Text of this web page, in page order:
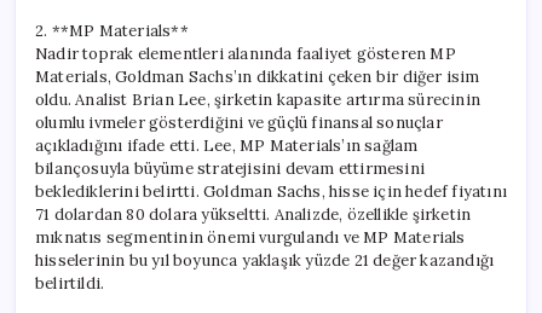
2. **MP Materials**
Nadir toprak elementleri alanında faaliyet gösteren MP
Materials, Goldman Sachs’ın dikkatini çeken bir diğer isim
oldu. Analist Brian Lee, şirketin kapasite artırma sürecinin
olumlu ivmeler gösterdiğini ve güçlü finansal sonuçlar
açıkladığını ifade etti. Lee, MP Materials’ın sağlam
bilançosuyla büyüme stratejisini devam ettirmesini
beklediklerini belirtti. Goldman Sachs, hisse için hedef fiyatını
71 dolardan 80 dolara yükseltti. Analizde, özellikle şirketin
mıknatıs segmentinin önemi vurgulandı ve MP Materials
hisselerinin bu yıl boyunca yaklaşık yüzde 21 değer kazandığı
belirtildi.